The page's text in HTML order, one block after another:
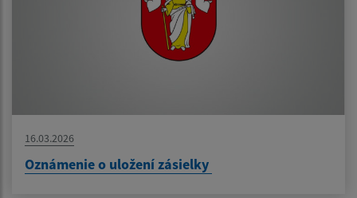
16.03.2026
Oznámenie o uložení zásielky